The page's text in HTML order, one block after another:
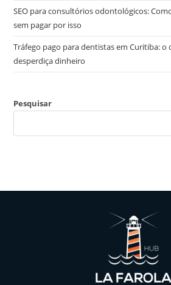
SEO para consultórios odontológicos:
sem pagar por isso
Tráfego pago para dentistas em Curitiba: o
desperdiça dinheiro
Pesquisar